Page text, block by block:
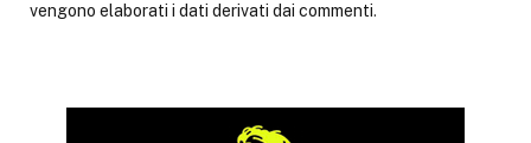
vengono elaborati i dati derivati dai commenti.